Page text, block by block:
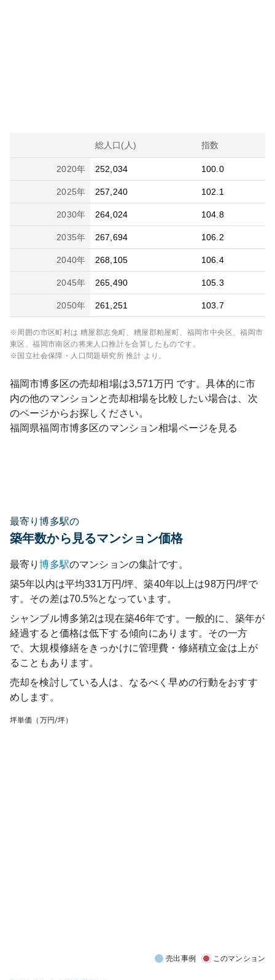
総人口(人) 指数
2020年 252,034 100.0
2025年 257,240 102.1
2030年 264,024 104.8
2035年 267,694 106.2
2040年 268,105 106.4
2045年 265,490 105.3
2050年 261,251 103.7
※周囲の市区町村は 糟屋郡志免町、糟屋郡粕屋町、福岡市中央区、福岡市
東区、福岡市南区の将来人口推計を合算したものです。
※国立社会保障・人口問題研究所 推計 より。
福岡市博多区の売却相場は3,571万円 です。具体的に市
内の他のマンションと売却相場を比較したい場合は、次
のページからお探しください。
福岡県福岡市博多区のマンション相場ページを見る
最寄り博多駅の
築年数から見るマンション価格
最寄り博多駅のマンションの集計です。
築5年以内は平均331万円/坪、築40年以上は98万円/坪で
す。その差は70.5%となっています。
シャンブル博多第2は現在築46年です。一般的に、築年が
経過すると価格は低下する傾向にあります。その一方
で、大規模修繕をきっかけに管理費・修繕積立金は上が
ることもあります。
売却を検討している人は、なるべく早めの行動をおすす
めします。
坪単価（万円/坪）
売出事例 このマンション